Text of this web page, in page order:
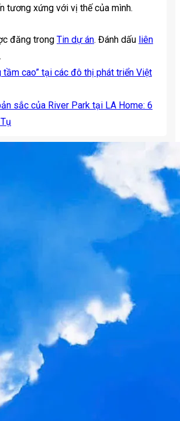
tương xứng với vị thế của mình.
đăng trong Tin dự án. Đánh dấu liên
.
tầm cao” tại các đô thị phát triển Việt
sắc của River Park tại LA Home: 6